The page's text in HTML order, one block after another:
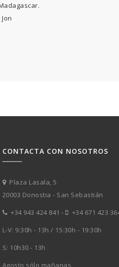
CONTACTA CON NOSOTROS
Plaza Lasala, 5
20003 Donostia - San Sebastián
+34 943 424 841 -
+34 671 423
L-V: 9:30h - 13h / 15:30h - 19:30h
S: 10h30 - 13h
Agosto sólo mañanas